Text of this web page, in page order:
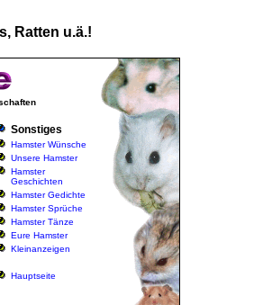
Ratten u.ä.!
Sonstiges
Hamster Wünsche
Unsere Hamster
Hamster
Geschichten
Hamster Gedichte
Hamster Sprüche
Hamster Tänze
Eure Hamster
Kleinanzeigen
Hauptseite